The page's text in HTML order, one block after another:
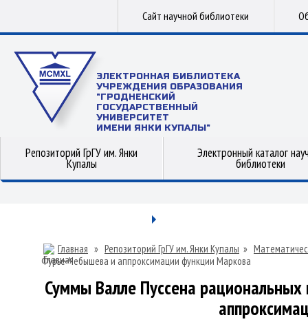
Сайт научной библиотеки
ЭЛЕКТРОННАЯ БИБЛИОТЕКА
УЧРЕЖДЕНИЯ ОБРАЗОВАНИЯ
"ГРОДНЕНСКИЙ
ГОСУДАРСТВЕННЫЙ
УНИВЕРСИТЕТ
ИМЕНИ ЯНКИ КУПАЛЫ"
Репозиторий ГрГУ им. Янки
Купалы
Электронный каталог
библиотеки
Главная » Репозиторий ГрГУ им. Янки Купалы »
Фурье-Чебышева и аппроксимации функции Маркова
Суммы Валле Пуссена